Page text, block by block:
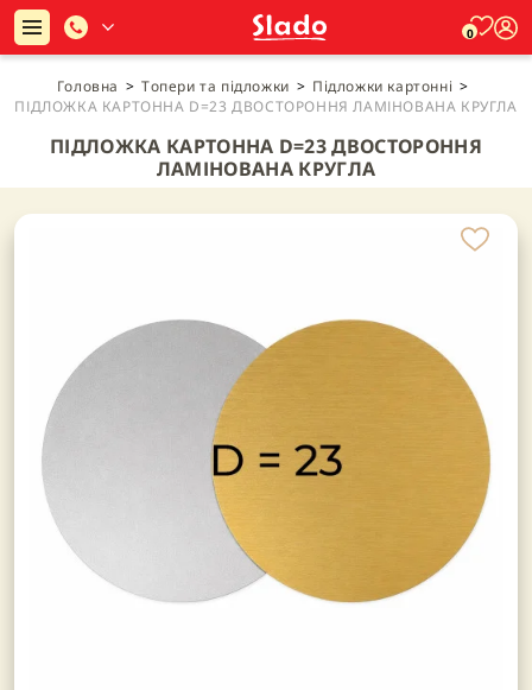
0
Головна > Топери та підложки > Підложки картонні >
ПІДЛОЖКА КАРТОННА D=23 ДВОСТОРОННЯ ЛАМІНОВАНА КРУГЛА
ПІДЛОЖКА КАРТОННА D=23 ДВОСТОРОННЯ
ЛАМІНОВАНА КРУГЛА